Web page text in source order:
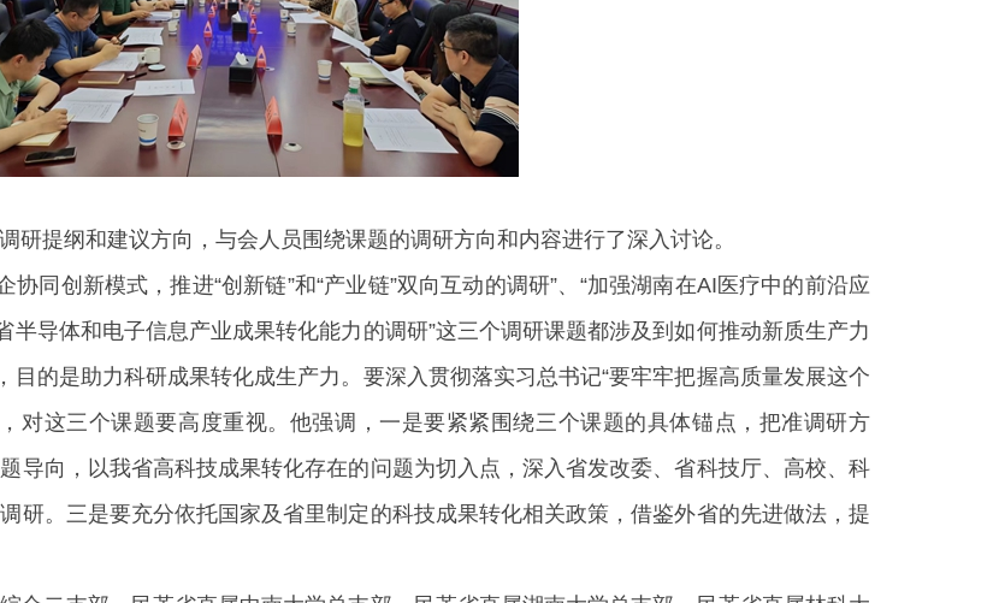
研提纲和建议方向，与会人员围绕课题的调研方向和内容进行了深入讨论。
同创新模式，推进“创新链”和“产业链”双向互动的调研”、“加强湖南在AI医疗中的前沿应
半导体和电子信息产业成果转化能力的调研”这三个调研课题都涉及到如何推动新质生产力
目的是助力科研成果转化成生产力。要深入贯彻落实习总书记“要牢牢把握高质量发展这个
对这三个课题要高度重视。他强调，一是要紧紧围绕三个课题的具体锚点，把准调研方
导向，以我省高科技成果转化存在的问题为切入点，深入省发改委、省科技厅、高校、科
研。三是要充分依托国家及省里制定的科技成果转化相关政策，借鉴外省的先进做法，提